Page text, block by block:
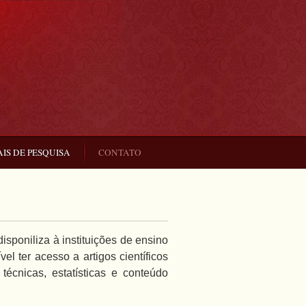
DE PESQUISA CONTATO
à instituições de ensino
ter acesso a artigos científicos
estatísticas e conteúdo